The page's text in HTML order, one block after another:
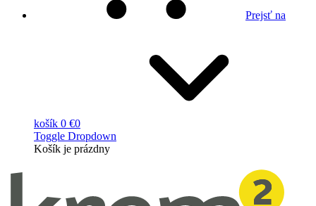
Prejsť na
košík 0 €0
Toggle Dropdown
Košík je prázdny